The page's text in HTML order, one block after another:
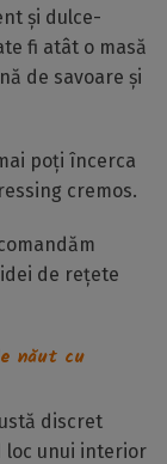
și dulce-
fi atât o masă
de savoare și
poți încerca
cremos.
de rețete
năut cu
discret
loc unui interior